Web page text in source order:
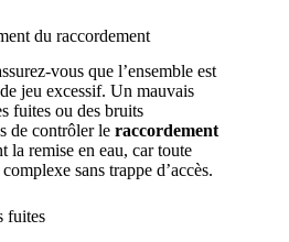
du raccordement
vous que l’ensemble est
jeu excessif. Un mauvais
fuites ou des bruits
de contrôler le raccordement
la remise en eau, car toute
sans trappe d’accès.
fuites